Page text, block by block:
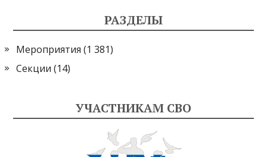
РАЗДЕЛЫ
Мероприятия (1 381)
Секции (14)
УЧАСТНИКАМ СВО